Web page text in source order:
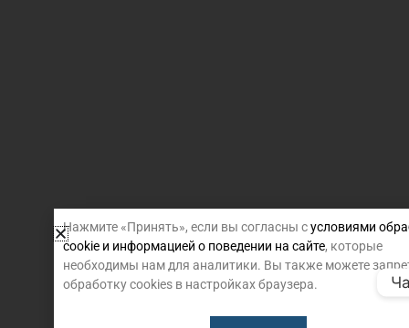
Нажмите «Принять», если вы согласны сусловиями
cookie и информацией о поведении на сайте, которые
необходимы нам для аналитики. Вы также можете
обработку cookies в настройках браузера.